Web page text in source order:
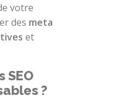
votre
des meta
et
SEO
?